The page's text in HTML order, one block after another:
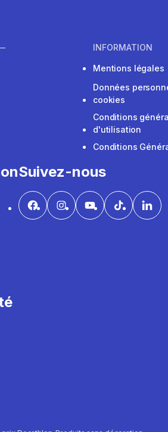
INFORMATION
Mentions légales
Données
cookies
Conditions
d'utilisation
Conditions
Suivez-nous